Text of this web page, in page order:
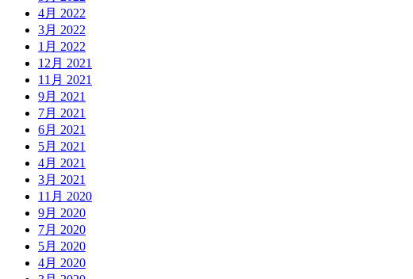
4月 2022
3月 2022
1月 2022
12月 2021
11月 2021
9月 2021
7月 2021
6月 2021
5月 2021
4月 2021
3月 2021
11月 2020
9月 2020
7月 2020
5月 2020
4月 2020